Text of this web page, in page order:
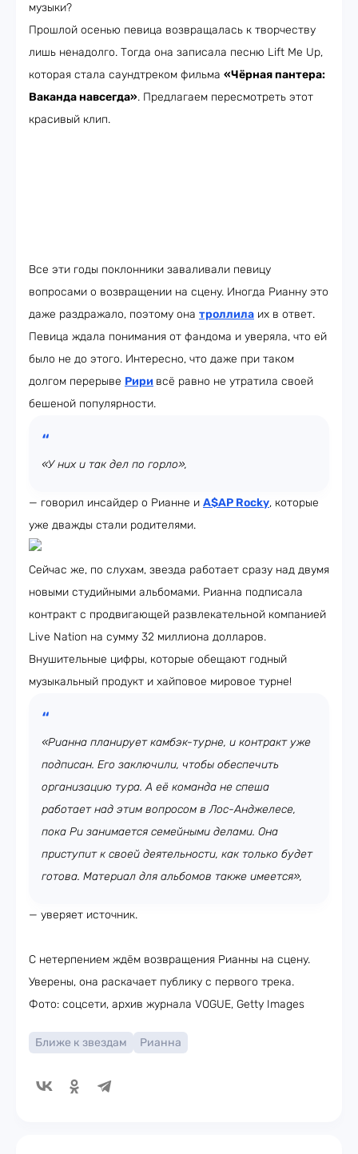
музыки?
Прошлой осенью певица возвращалась к творчеству
лишь ненадолго. Тогда она записала песню Lift Me Up,
которая стала саундтреком фильма «Чёрная пантера:
Ваканда навсегда». Предлагаем пересмотреть этот
красивый клип.
Все эти годы поклонники заваливали певицу
вопросами о возвращении на сцену. Иногда Рианну это
даже раздражало, поэтому она троллила их в ответ.
Певица ждала понимания от фандома и уверяла, что ей
было не до этого. Интересно, что даже при таком
долгом перерыве Рири всё равно не утратила своей
бешеной популярности.
«У них и так дел по горло»,
— говорил инсайдер о Рианне и A$AP Rocky, которые
уже дважды стали родителями.
Сейчас же, по слухам, звезда работает сразу над двумя
новыми студийными альбомами. Рианна подписала
контракт с продвигающей развлекательной компанией
Live Nation на сумму 32 миллиона долларов.
Внушительные цифры, которые обещают годный
музыкальный продукт и хайповое мировое турне!
«Рианна планирует камбэк-турне, и контракт уже
подписан. Его заключили, чтобы обеспечить
организацию тура. А её команда не спеша
работает над этим вопросом в Лос-Анджелесе,
пока Ри занимается семейными делами. Она
приступит к своей деятельности, как только будет
готова. Материал для альбомов также имеется»,
— уверяет источник.
С нетерпением ждём возвращения Рианны на сцену.
Уверены, она раскачает публику с первого трека.
Фото: соцсети, архив журнала VOGUE, Getty Images
Ближе к звездам Рианна